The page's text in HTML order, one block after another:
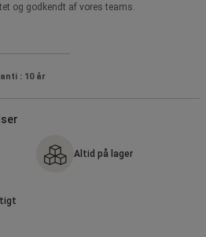
og godkendt af vores teams.
: 10 år
Altid på lager